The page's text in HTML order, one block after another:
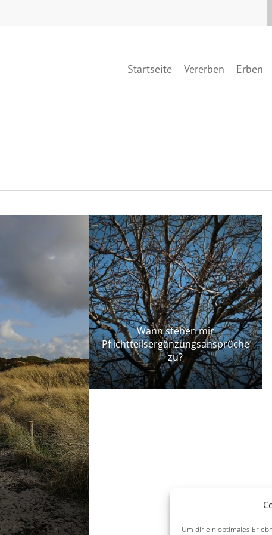
Um dir ein optimales
Startseite Vererben Erben
Wann stehen mir
Pflichtteilsergänzungsansprüche
zu?